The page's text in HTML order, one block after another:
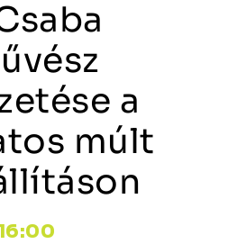
a
múlt